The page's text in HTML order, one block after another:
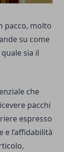
pacco, molto
su come
sia il
che
pacchi
espresso
l’affidabilità